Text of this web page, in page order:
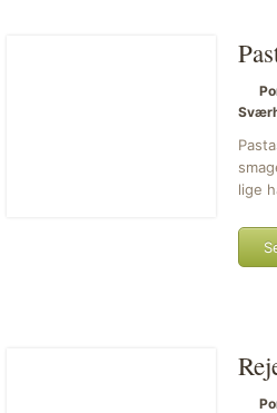
lige